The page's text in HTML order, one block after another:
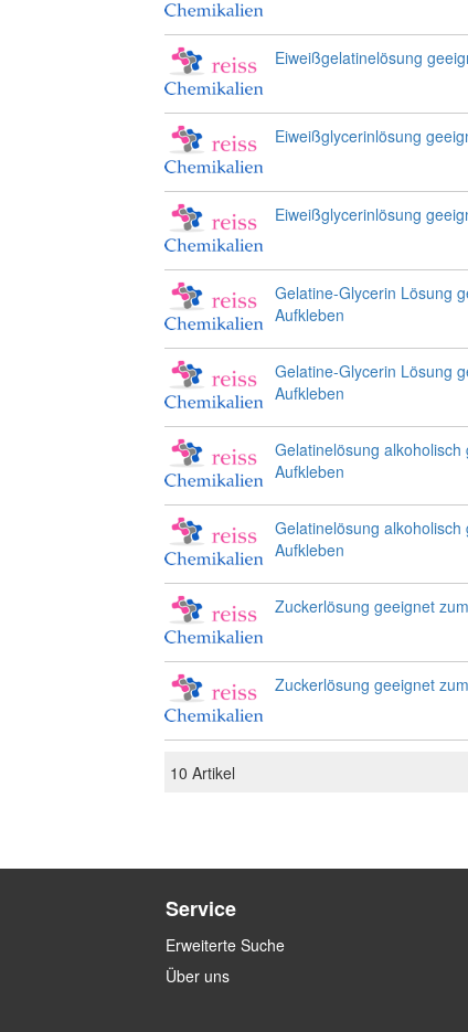
Eiweißgelatinelösung
Eiweißglycerinlösung
Eiweißglycerinlösung
Gelatine-Glycerin Lösung
Aufkleben
Gelatine-Glycerin Lösung
Aufkleben
Gelatinelösung alkoholisch
Aufkleben
Gelatinelösung alkoholisch
Aufkleben
Zuckerlösung geeignet
Zuckerlösung geeignet
10 Artikel
Service
Erweiterte Suche
Über uns